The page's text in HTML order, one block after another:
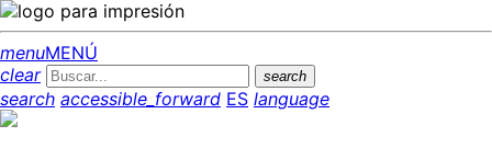
menuMENÚ
clear
search
search accessible_forward ES language